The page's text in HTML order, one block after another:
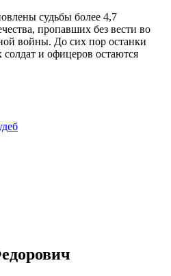
судьбы более 4,7
, пропавших без вести во
войны. До сих пор останки
и офицеров остаются